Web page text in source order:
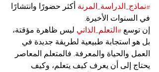
#نماذج_الدراسة_المرنة أكثر حضورًا وانتشارًا
في السنوات الأخيرة.
إن توسع #التعلم_الذاتي ليس ظاهرة مؤقتة،
بل هو استجابة طبيعية لطريقة جديدة في
العمل والحياة والمعرفة. فالمتعلم المعاصر
يحتاج إلى أن يعرف كيف يتعلم، وكيف